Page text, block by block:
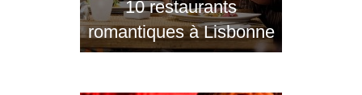
10 restaurants
romantiques à Lisbonne